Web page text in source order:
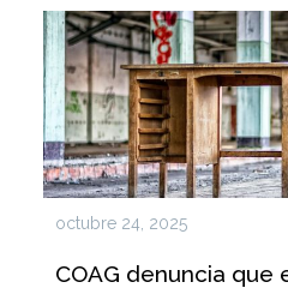
octubre 24, 2025
COAG denuncia que